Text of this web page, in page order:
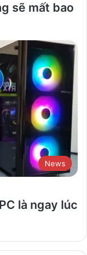
sẽ mất bao
News
là ngay lúc